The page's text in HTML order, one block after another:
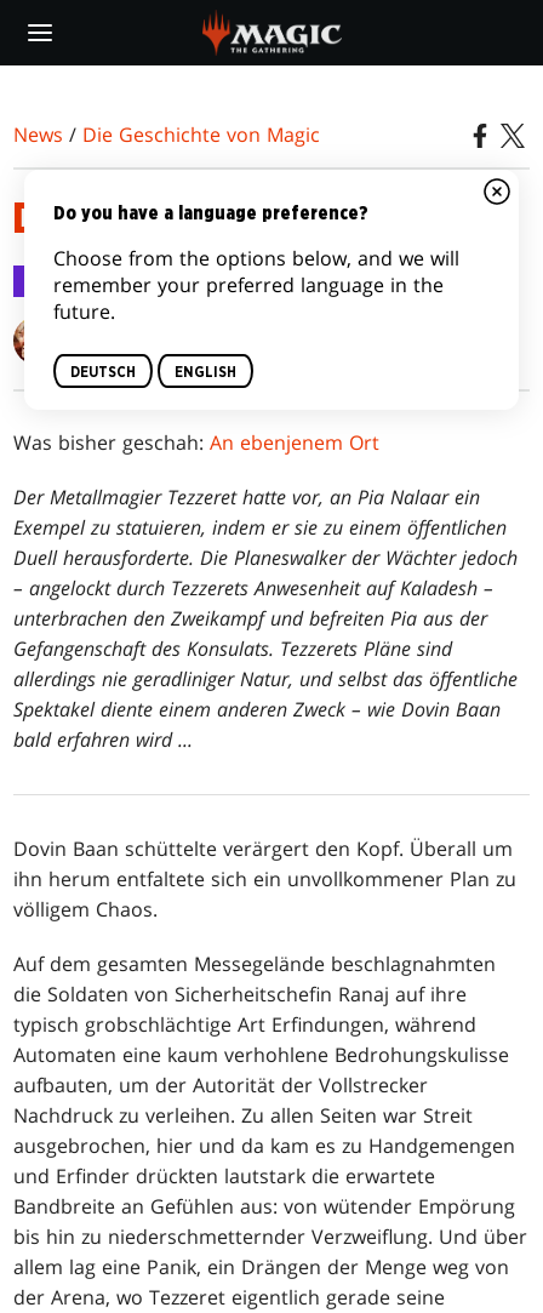
main
News / Die Geschichte von Magic
DER DANK DES KONSULATS
Die Geschichte von Magic 19. Okt. 2016
Was bisher geschah:An ebenjenem Ort
Der Metallmagier Tezzeret hatte vor, an Pia Nalaar ein
Exempel zu statuieren, indem er sie zu einem öffentlichen
Duell herausforderte. Die Planeswalker der Wächter jedoch
– angelockt durch Tezzerets Anwesenheit auf Kaladesh –
unterbrachen den Zweikampf und befreiten Pia aus der
Gefangenschaft des Konsulats. Tezzerets Pläne sind
allerdings nie geradliniger Natur, und selbst das öffentliche
Spektakel diente einem anderen Zweck – wie Dovin Baan
bald erfahren wird ...
Dovin Baan schüttelte verärgert den Kopf. Überall um
ihn herum entfaltete sich ein unvollkommener Plan zu
völligem Chaos.
Auf dem gesamten Messegelände beschlagnahmten
die Soldaten von Sicherheitschefin Ranaj auf ihre
typisch grobschlächtige Art Erfindungen, während
Automaten eine kaum verhohlene Bedrohungskulisse
aufbauten, um der Autorität der Vollstrecker
Nachdruck zu verleihen. Zu allen Seiten war Streit
ausgebrochen, hier und da kam es zu Handgemengen
und Erfinder drückten lautstark die erwartete
Bandbreite an Gefühlen aus: von wütender Empörung
bis hin zu niederschmetternder Verzweiflung. Und über
allem lag eine Panik, ein Drängen der Menge weg von
der Arena, wo Tezzeret eigentlich gerade seine
Do you have a language preference?
Choose from the options below, and we will
remember your preferred language in the
future.
DEUTSCH ENGLISH